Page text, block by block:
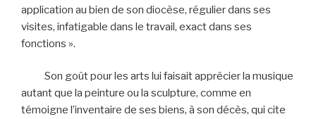
application au bien de son diocèse, régulier dans ses
visites, infatigable dans le travail, exact dans ses
fonctions ».
Son goût pour les arts lui faisait apprécier la musique
autant que la peinture ou la sculpture, comme en
témoigne l’inventaire de ses biens, à son décès, qui cite